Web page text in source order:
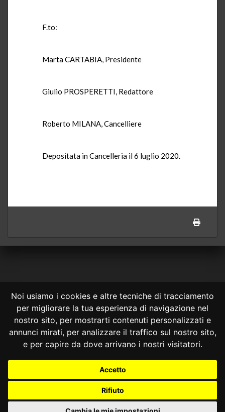
Noi usiamo i cookies e altre tecniche di tracciamento
per migliorare la tua esperienza di navigazione nel
nostro sito, per mostrarti contenuti personalizzati e
annunci mirati, per analizzare il traffico sul nostro sito,
e per capire da dove arrivano i nostri visitatori.
Accetto
Rifiuto
F.to:
Marta CARTABIA, Presidente
Giulio PROSPERETTI, Redattore
Roberto MILANA, Cancelliere
Depositata in Cancelleria il 6 luglio 2020.
CONSULTA ONLINE DAL 1995 -NOTE LEGALI
Consulta OnLine non ha prodotto e non è responsabile per i contenuti e
le informazioni legali di siti collegati.
costituisce una relazione di consulenza legale.
Nessuno deve confidare o agire in base alle informazioni disponibili in
info@giurcost.org| Giurisprudenza Costituzionale|
Consulta OnLine| @giurcost